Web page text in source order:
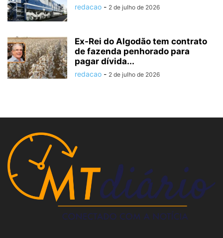
redacao - 2 de julho de 2026
Ex-Rei do Algodão tem contrato
de fazenda penhorado para
pagar dívida...
redacao - 2 de julho de 2026